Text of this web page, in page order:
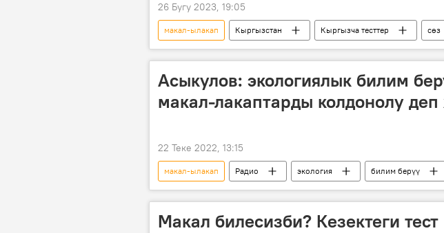
26 Бугу 2023, 19:05
макал-ылакап Кыргызстан Кыргызча тесттер сөз
Асыкулов: экологиялык билим
макал-лакаптарды колдонолу
22 Теке 2022, 13:15
макал-ылакап Радио экология билим берүү
Макал билесизби? Кезектеги тест